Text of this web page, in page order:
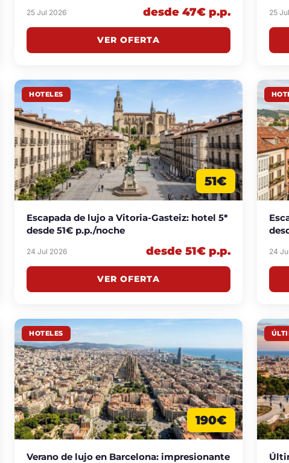
25 Jul 2026 desde 47€ p.p.
VER OFERTA
25
HOTELES
51€
Escapada de lujo a Vitoria-Gasteiz: hotel 5*
desde 51€ p.p./noche
24 Jul 2026 desde 51€ p.p.
VER OFERTA
24
HOTELES
190€
Verano de lujo en Barcelona: impresionante